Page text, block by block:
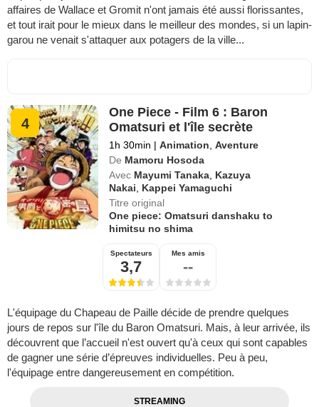
affaires de Wallace et Gromit n'ont jamais été aussi florissantes,
et tout irait pour le mieux dans le meilleur des mondes, si un lapin-
garou ne venait s'attaquer aux potagers de la ville...
4
One Piece - Film 6 : Baron
Omatsuri et l'île secrète
1h 30min | Animation ,Aventure
De Mamoru Hosoda
Avec Mayumi Tanaka Kazuya
Nakai
Kappei Yamaguchi
Titre original
One piece: Omatsuri danshaku to
himitsu no shima
Spectateurs
3,7
Mes amis
--
L'équipage du Chapeau de Paille décide de prendre quelques
jours de repos sur l'île du Baron Omatsuri. Mais, à leur arrivée, ils
découvrent que l’accueil n'est ouvert qu'à ceux qui sont capables
de gagner une série d’épreuves individuelles. Peu à peu,
l'équipage entre dangereusement en compétition.
STREAMING